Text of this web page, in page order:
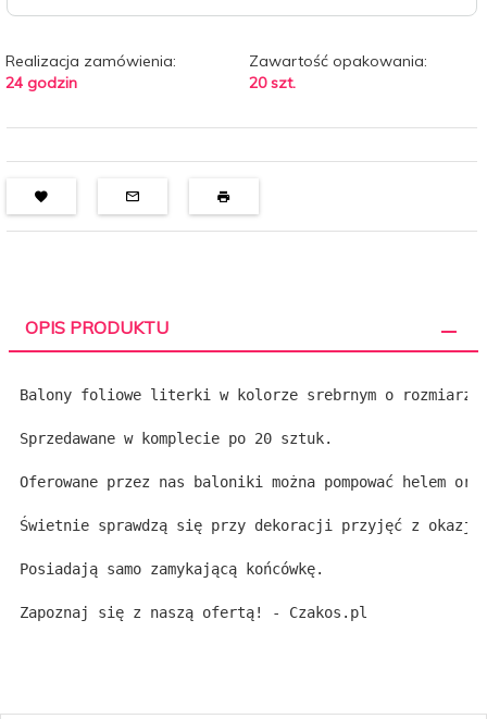
Realizacja zamówienia:
24 godzin
Zawartość opakowania:
20 szt.
OPIS PRODUKTU
Balony foliowe literki w kolorze srebrnym o rozmiarze
Sprzedawane w komplecie po 20 sztuk.
Oferowane przez nas baloniki można pompować helem
Świetnie sprawdzą się przy dekoracji przyjęć z
Posiadają samo zamykającą końcówkę.